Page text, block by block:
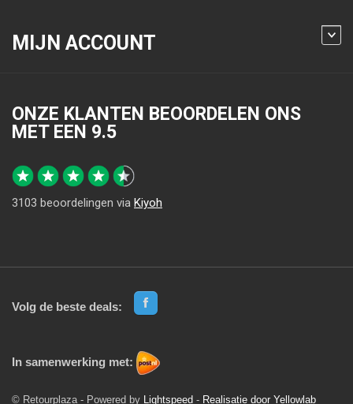
MIJN ACCOUNT
ONZE KLANTEN BEOORDELEN ONS
MET EEN 9.5
3103 beoordelingen via Kiyoh
Volg de beste deals:
In samenwerking met:
© Retourplaza - Powered by Lightspeed - Realisatie door Yellowlab